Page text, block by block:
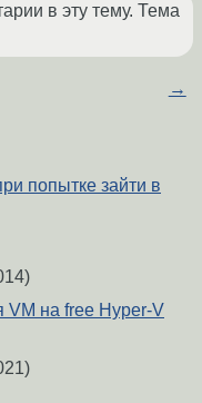
в эту тему. Тема
→
попытке зайти в
VM на free Hyper-V